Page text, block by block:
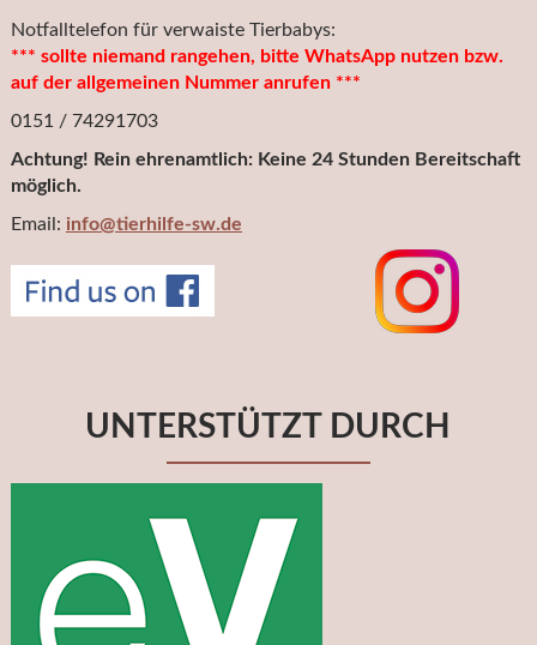
Notfalltelefon für verwaiste Tierbabys:
*** sollte niemand rangehen, bitte WhatsApp nutzen bzw.
auf der allgemeinen Nummer anrufen ***
0151 / 74291703
Achtung! Rein ehrenamtlich: Keine 24 Stunden Bereitschaft
möglich.
Email: info@tierhilfe-sw.de
UNTERSTÜTZT DURCH